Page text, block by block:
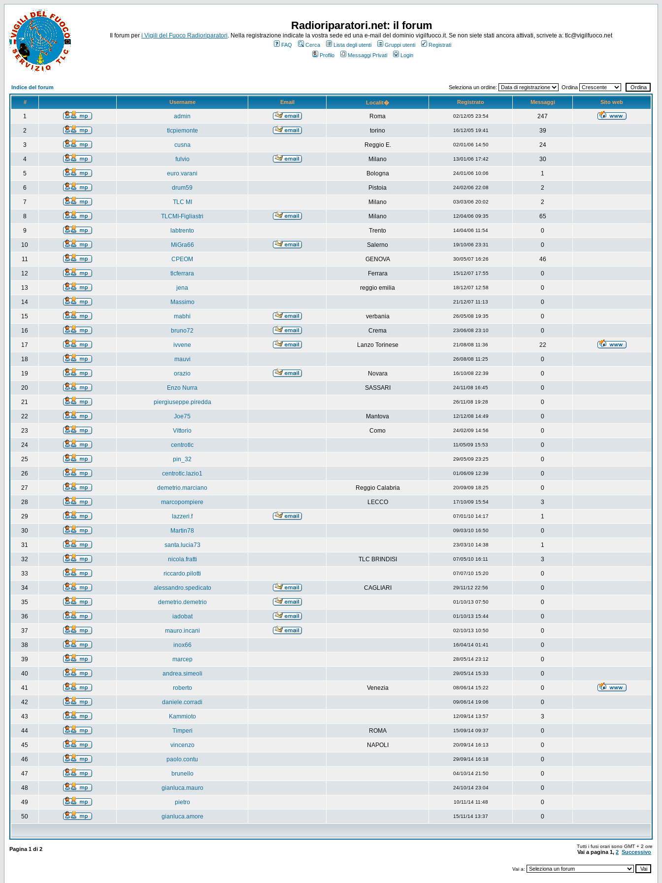
Radioriparatori.net: il forum
Il forum per i Vigili del Fuoco Radioriparatori. Nella registrazione indicate la vostra sede ed una e-mail del dominio vigilfuoco.it. Se non siete stati ancora attivati, scrivete a: tlc@vigilfuoco.net
FAQ Cerca Lista degli utenti Gruppi utenti
Registrati
Profilo
Messaggi Privati Login
Indice del forum Seleziona un ordine: Ordina
# Username Email Localit� Registrato Messaggi Sito web
1 admin Roma 02/12/05 23:54 247
2 tlcpiemonte torino 16/12/05 19:41 39
3 cusna Reggio E. 02/01/06 14:50 24
4 fulvio Milano 13/01/06 17:42 30
5 euro.varani Bologna 24/01/06 10:06 1
6 drum59 Pistoia 24/02/06 22:08 2
7 TLC MI Milano 03/03/06 20:02 2
8 TLCMI-Figliastri Milano 12/04/06 09:35 65
9 labtrento Trento 14/04/06 11:54 0
10 MiGra66 Salerno 19/10/06 23:31 0
11 CPEOM GENOVA 30/05/07 16:26 46
12 tlcferrara Ferrara 15/12/07 17:55 0
13 jena reggio emilia 18/12/07 12:58 0
14 Massimo 21/12/07 11:13 0
15 mabhi verbania 26/05/08 19:35 0
16 bruno72 Crema 23/06/08 23:10 0
17 ivvene Lanzo Torinese 21/08/08 11:36 22
18 mauvi 26/08/08 11:25 0
19 orazio Novara 16/10/08 22:39 0
20 Enzo Nurra SASSARI 24/11/08 16:45 0
21 piergiuseppe.piredda 26/11/08 19:28 0
22 Joe75 Mantova 12/12/08 14:49 0
23 Vittorio Como 24/02/09 14:56 0
24 centrotlc 11/05/09 15:53 0
25 pin_32 29/05/09 23:25 0
26 centrotlc.lazio1 01/06/09 12:39 0
27 demetrio.marciano Reggio Calabria 20/09/09 18:25 0
28 marcopompiere LECCO 17/10/09 15:54 3
29 lazzeri.f 07/01/10 14:17 1
30 Martin78 09/03/10 16:50 0
31 santa.lucia73 23/03/10 14:38 1
32 nicola.fratti TLC BRINDISI 07/05/10 16:11 3
33 riccardo.pilotti 07/07/10 15:20 0
34 alessandro.spedicato CAGLIARI 29/11/12 22:56 0
35 demetrio.demetrio 01/10/13 07:50 0
36 iadobat 01/10/13 15:44 0
37 mauro.incani 02/10/13 10:50 0
38 inox66 16/04/14 01:41 0
39 marcep 28/05/14 23:12 0
40 andrea.simeoli 29/05/14 15:33 0
41 roberto Venezia 08/06/14 15:22 0
42 daniele.corradi 09/06/14 19:06 0
43 Kammioto 12/09/14 13:57 3
44 Timperi ROMA 15/09/14 09:37 0
45 vincenzo NAPOLI 20/09/14 16:13 0
46 paolo.contu 29/09/14 16:18 0
47 brunello 04/10/14 21:50 0
48 gianluca.mauro 24/10/14 23:04 0
49 pietro 10/11/14 11:48 0
50 gianluca.amore 15/11/14 13:37 0
Pagina 1 di 2 Tutti i fusi orari sono GMT + 2 ore
Vai a pagina 1, 2 Successivo
Vai a: